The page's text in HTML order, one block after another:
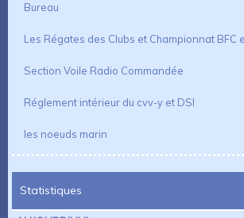
Bureau
Les Régates des Clubs et Championnat BFC
Section Voile Radio Commandée
Réglement intérieur du cvv-y et DSI
les noeuds marin
Statistiques